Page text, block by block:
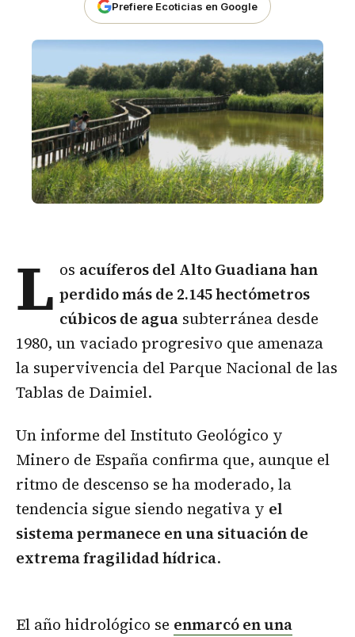
Prefiere Ecoticias en Google
L os acuíferos del Alto Guadiana han
perdido más de 2.145 hectómetros
cúbicos de agua subterránea desde
1980, un vaciado progresivo que amenaza
la supervivencia del Parque Nacional de las
Tablas de Daimiel.
Un informe del Instituto Geológico y
Minero de España confirma que, aunque el
ritmo de descenso se ha moderado, la
tendencia sigue siendo negativa y el
sistema permanece en una situación de
extrema fragilidad hídrica.
El año hidrológico se enmarcó en una